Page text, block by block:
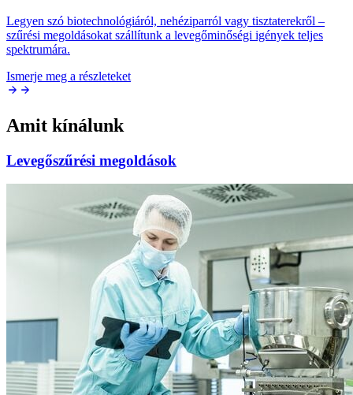
Legyen szó biotechnológiáról, nehéziparról vagy tisztaterekről –
szűrési megoldásokat szállítunk a levegőminőségi igények teljes
spektrumára.
Ismerje meg a részleteket
Amit kínálunk
Levegőszűrési megoldások